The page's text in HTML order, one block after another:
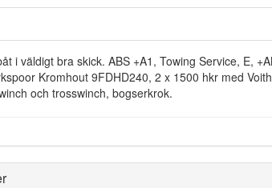
i väldigt bra skick. ABS +A1, Towing Service, E,
Kromhout 9FDHD240, 2 x 1500 hkr med
och trosswinch, bogserkrok.